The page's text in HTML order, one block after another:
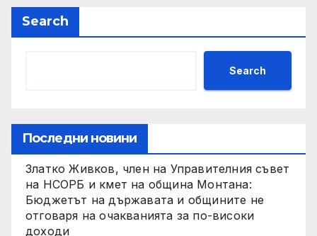
Search
Search
Последни новини
Златко Живков, член на Управителния съвет
на НСОРБ и кмет на община Монтана:
Бюджетът на държавата и общините не
отговаря на очакванията за по-високи
доходи